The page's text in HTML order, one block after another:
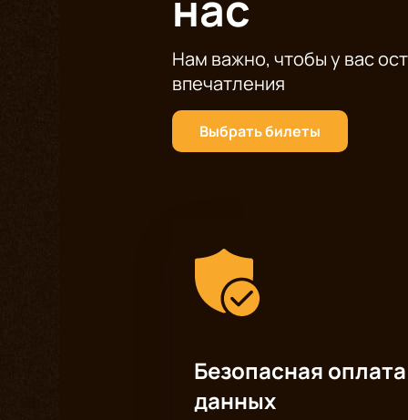
Нам важно, чтобы у вас
впечатления
Выбрать билеты
Безопасная
данных